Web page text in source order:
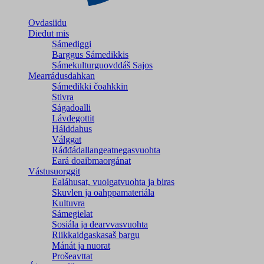
Ovdasiidu
Dieđut mis
Sámediggi
Barggus Sámedikkis
Sámekulturguovddáš Sajos
Mearrádusdahkan
Sámedikki čoahkkin
Stivra
Ságadoalli
Lávdegottit
Hálddahus
Válggat
Ráđđádallangeatnegas­vuohta
Eará doaibmaorgánat
Vástusuorggit
Ealáhusat, vuoigatvuohta ja biras
Skuvlen ja oahppamateriála
Kultuvra
Sámegielat
Sosiála ja dearvvasvuohta
Riikkaidgaskasaš bargu
Mánát ja nuorat
Prošeavttat